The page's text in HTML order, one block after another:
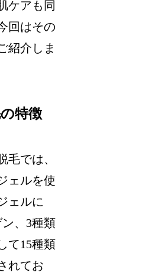
ケアも同
回はその
紹介しま
特徴
毛では、
ェルを使
ェルに
、3種類
て15種類
れてお